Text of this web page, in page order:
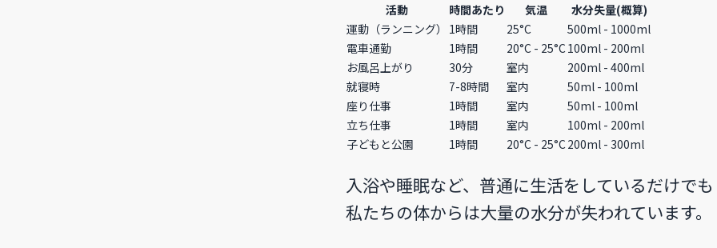
活動 時間あたり 気温
水分失量(概算)
運動（ランニング）
1時間 25°C
500ml - 1000ml
電車通勤
1時間 20°C - 25°C100ml - 200ml
お風呂上がり
30分 室内
200ml - 400ml
就寝時
7-8時間 室内
50ml - 100ml
座り仕事
1時間 室内
50ml - 100ml
立ち仕事
1時間 室内
100ml - 200ml
子どもと公園
1時間 20°C - 25°C200ml - 300ml
入浴や睡眠など、普通に生活をしているだけでも
私たちの体からは大量の水分が失われています。